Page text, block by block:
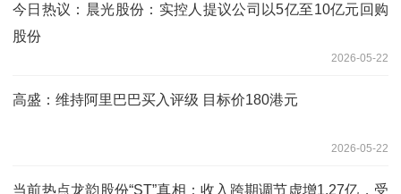
今日热议：晨光股份：实控人提议公司以5亿至10亿元回购
股份
2026-05-22
高盛：维持阿里巴巴买入评级 目标价180港元
2026-05-22
当前热点龙韵股份“ST”真相：收入跨期调节虚增1.27亿，受